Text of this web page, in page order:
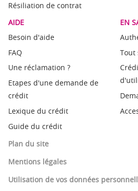
Résiliation de contrat
AIDE
Besoin d'aide
FAQ
Une réclamation ?
Etapes d'une demande de
crédit
Lexique du crédit
Guide du crédit
EN
Tout
Plan du site
Mentions légales
Utilisation de vos données